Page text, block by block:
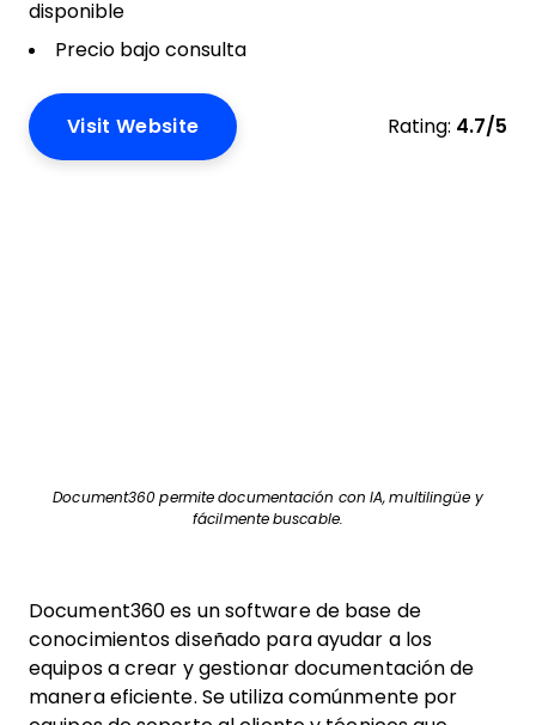
disponible
Precio bajo consulta
Visit Website Rating: 4.7/5
Document360 permite documentación con IA, multilingüe y
fácilmente buscable.
Document360 es un software de base de
conocimientos diseñado para ayudar a los
equipos a crear y gestionar documentación de
manera eficiente. Se utiliza comúnmente por